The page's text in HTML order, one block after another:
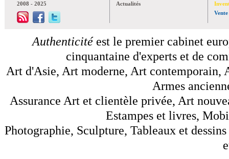
2008 - 2025
Actualités
Vente
Authenticitéest le premier cabinet
cinquantaine d'experts et de
Art d'Asie, Art moderne, Art contemporain,
Armes
Assurance Art et clientèle privée, Art
Estampes et livres,
Photographie, Sculpture, Tableaux et